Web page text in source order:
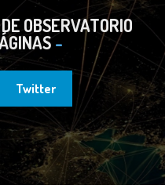
OBSERVATORIO
Twitter